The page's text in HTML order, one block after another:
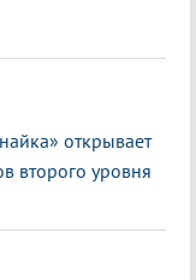
открывает
второго уровня